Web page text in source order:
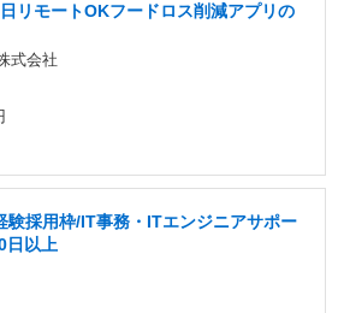
リモートOKフードロス削減アプリの
式会社
験採用枠/IT事務・ITエンジニアサポー
日以上